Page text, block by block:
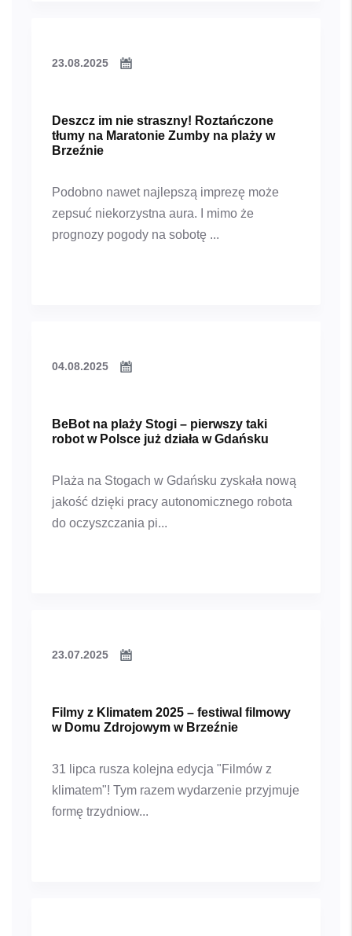
23.08.2025
Deszcz im nie straszny! Roztańczone
tłumy na Maratonie Zumby na plaży w
Brzeźnie
Podobno nawet najlepszą imprezę może
zepsuć niekorzystna aura. I mimo że
prognozy pogody na sobotę ...
04.08.2025
BeBot na plaży Stogi – pierwszy taki
robot w Polsce już działa w Gdańsku
Plaża na Stogach w Gdańsku zyskała nową
jakość dzięki pracy autonomicznego robota
do oczyszczania pi...
23.07.2025
Filmy z Klimatem 2025 – festiwal filmowy
w Domu Zdrojowym w Brzeźnie
31 lipca rusza kolejna edycja "Filmów z
klimatem"! Tym razem wydarzenie przyjmuje
formę trzydniow...